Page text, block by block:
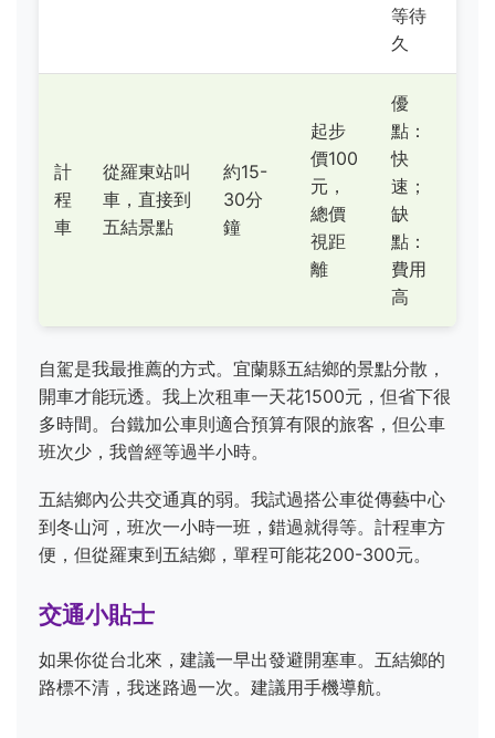
等待
久
計
程
車
從羅東站叫
車，直接到
五結景點
約15-
30分
鐘
起步
價100
元，
總價
視距
離
優
點：
快
速；
缺
點：
費用
高
自駕是我最推薦的方式。宜蘭縣五結鄉的景點分散，
開車才能玩透。我上次租車一天花1500元，但省下很
多時間。台鐵加公車則適合預算有限的旅客，但公車
班次少，我曾經等過半小時。
五結鄉內公共交通真的弱。我試過搭公車從傳藝中心
到冬山河，班次一小時一班，錯過就得等。計程車方
便，但從羅東到五結鄉，單程可能花200-300元。
交通小貼士
如果你從台北來，建議一早出發避開塞車。五結鄉的
路標不清，我迷路過一次。建議用手機導航。